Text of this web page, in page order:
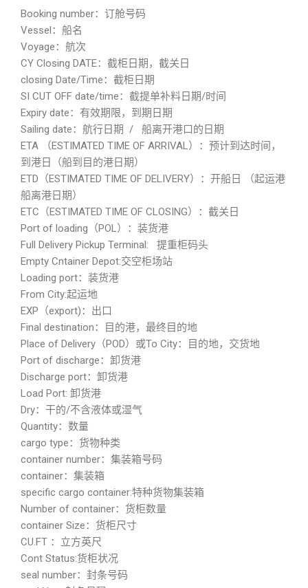
Booking number：订舱号码
Vessel：船名
Voyage：航次
CY Closing DATE：截柜日期，截关日
closing Date/Time：截柜日期
SI CUT OFF date/time：截提单补料日期/时间
Expiry date：有效期限，到期日期
Sailing date：航行日期 / 船离开港口的日期
ETA （ESTIMATED TIME OF ARRIVAL）：预计到达时间，
到港日（船到目的港日期）
ETD（ESTIMATED TIME OF DELIVERY）：开船日 （起运港
船离港日期）
ETC（ESTIMATED TIME OF CLOSING）：截关日
Port of loading（POL）：装货港
Full Delivery Pickup Terminal: 提重柜码头
Empty Cntainer Depot:交空柜场站
Loading port：装货港
From City:起运地
EXP（export)：出口
Final destination：目的港，最终目的地
Place of Delivery（POD）或To City：目的地，交货地
Port of discharge：卸货港
Discharge port：卸货港
Load Port: 卸货港
Dry：干的/不含液体或湿气
Quantity：数量
cargo type：货物种类
container number：集装箱号码
container：集装箱
specific cargo container:特种货物集装箱
Number of container：货柜数量
container Size：货柜尺寸
CU.FT ：立方英尺
Cont Status:货柜状况
seal number：封条号码